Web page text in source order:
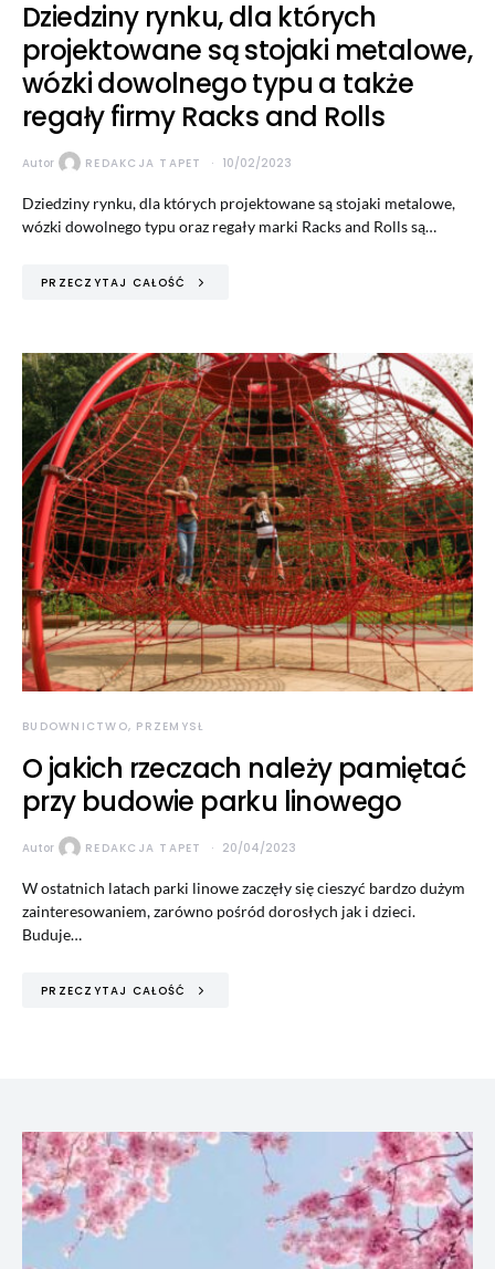
Dziedziny rynku, dla których
projektowane są stojaki metalowe,
wózki dowolnego typu a także
regały firmy Racks and Rolls
Autor REDAKCJA TAPET 10/02/2023
Dziedziny rynku, dla których projektowane są stojaki metalowe,
wózki dowolnego typu oraz regały marki Racks and Rolls są…
PRZECZYTAJ CAŁOŚĆ
BUDOWNICTWO, PRZEMYSŁ
O jakich rzeczach należy pamiętać
przy budowie parku linowego
Autor REDAKCJA TAPET 20/04/2023
W ostatnich latach parki linowe zaczęły się cieszyć bardzo dużym
zainteresowaniem, zarówno pośród dorosłych jak i dzieci.
Buduje…
PRZECZYTAJ CAŁOŚĆ